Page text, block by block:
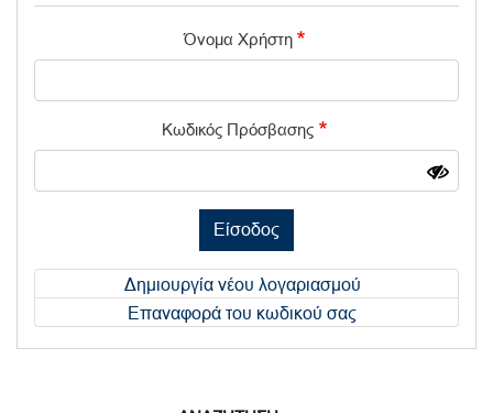
Όνομα Χρήστη
Κωδικός Πρόσβασης
Είσοδος
Δημιουργία νέου λογαριασμού
Επαναφορά του κωδικού σας